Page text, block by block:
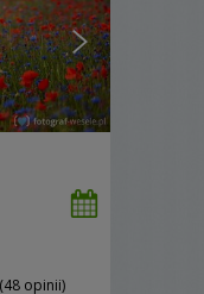
(48 opinii)